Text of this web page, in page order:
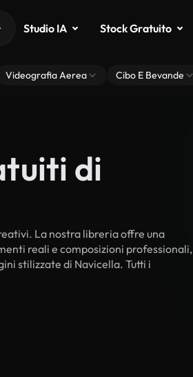
Studio IA Stock Gratuito
Videografia Aerea Cibo E Bevande
di
La nostra libreria offre una
reali e composizioni professionali,
stilizzate di Navicella. Tutti i